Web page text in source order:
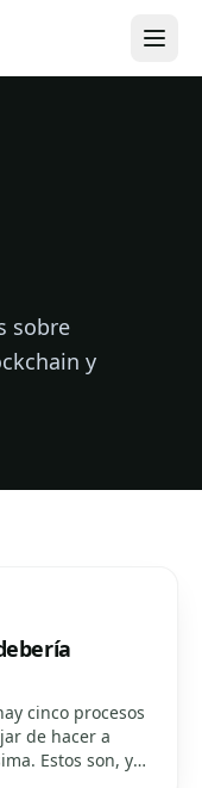
sobre
y
cinco procesos
de hacer a
Estos son, y